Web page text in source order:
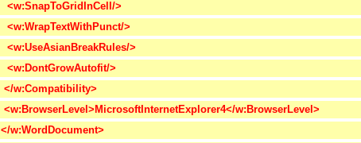
<w:SnapToGridInCell/>
<w:WrapTextWithPunct/>
<w:UseAsianBreakRules/>
<w:DontGrowAutofit/>
</w:Compatibility>
<w:BrowserLevel>MicrosoftInternetExplorer4</w:BrowserLevel>
</w:WordDocument>